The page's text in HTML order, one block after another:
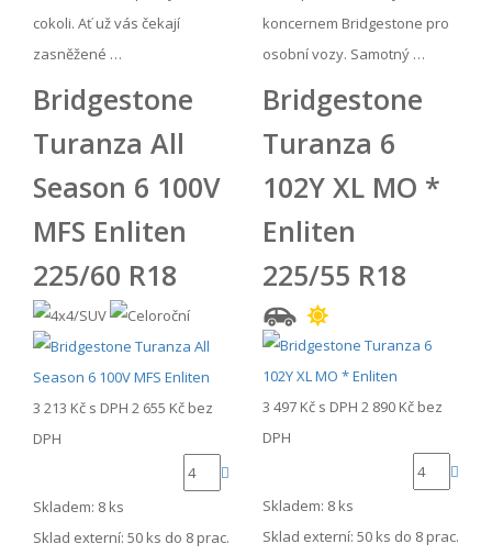
cokoli. Ať už vás čekají
zasněžené …
koncernem Bridgestone pro
osobní vozy. Samotný …
Bridgestone
Turanza All
Season 6 100V
MFS Enliten
225/60 R18
3 213 Kč s DPH 2 655 Kč bez
DPH
Skladem: 8 ks
Sklad externí: 50 ks do 8 prac.
Bridgestone
Turanza 6
102Y XL MO *
Enliten
225/55 R18
3 497 Kč s DPH 2 890 Kč bez
DPH
Skladem: 8 ks
Sklad externí: 50 ks do 8 prac.